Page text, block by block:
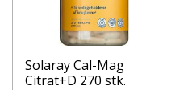
Solaray Cal-Mag
Citrat+D 270 stk.